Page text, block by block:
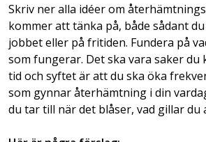
Skriv ner alla idéer om
kommer att tänka på, både sådant
jobbet eller på fritiden. Fundera på
som fungerar. Det ska vara saker
tid och syftet är att du ska öka
som gynnar återhämtning i din
du tar till när det blåser, vad gillar du